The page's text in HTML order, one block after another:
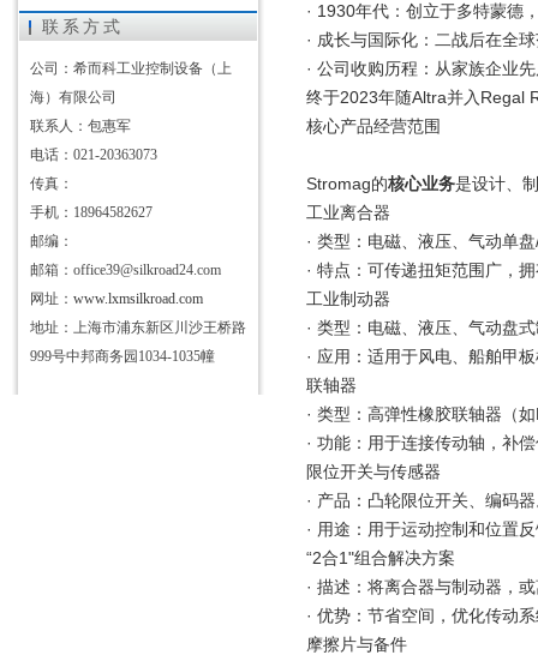
联系方式
公司：希而科工业控制设备（上
海）有限公司
联系人：包惠军
电话：021-20363073
传真：
手机：18964582627
邮编：
邮箱：office39@silkroad24.com
网址： www.lxmsilkroad.com
地址：上海市浦东新区川沙王桥路
999号中邦商务园1034-1035幢
· 1930年代：创立于多特蒙德
· 成长与国际化：二战后在全
· 公司收购历程：从家族企业
终于2023年随Altra并入Regal
核心产品经营范围
Stromag的核心业务是设计、
工业离合器
· 类型：电磁、液压、气动单
· 特点：可传递扭矩范围广，
工业制动器
· 类型：电磁、液压、气动盘
· 应用：适用于风电、船舶甲
联轴器
· 类型：高弹性橡胶联轴器（
· 功能：用于连接传动轴，补
限位开关与传感器
· 产品：凸轮限位开关、编码
· 用途：用于运动控制和位置
“2合1"组合解决方案
· 描述：将离合器与制动器，
· 优势：节省空间，优化传动
摩擦片与备件